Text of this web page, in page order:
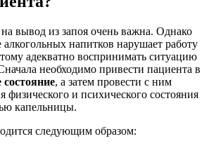
вывод из запоя очень важна. Однако
алкогольных напитков нарушает работу
адекватно воспринимать ситуацию
необходимо привести пациента в
, а затем провести с ним
физического и психического состояния
капельницы.
следующим образом: